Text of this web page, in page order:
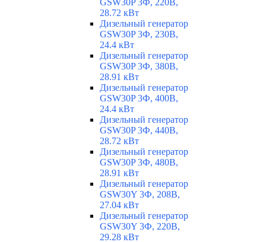
GSW30P 3Ф, 220В,
28.72 кВт
Дизельный генератор
GSW30P 3Ф, 230В,
24.4 кВт
Дизельный генератор
GSW30P 3Ф, 380В,
28.91 кВт
Дизельный генератор
GSW30P 3Ф, 400В,
24.4 кВт
Дизельный генератор
GSW30P 3Ф, 440В,
28.72 кВт
Дизельный генератор
GSW30P 3Ф, 480В,
28.91 кВт
Дизельный генератор
GSW30Y 3Ф, 208В,
27.04 кВт
Дизельный генератор
GSW30Y 3Ф, 220В,
29.28 кВт